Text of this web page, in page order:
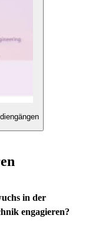
in der
engagieren?